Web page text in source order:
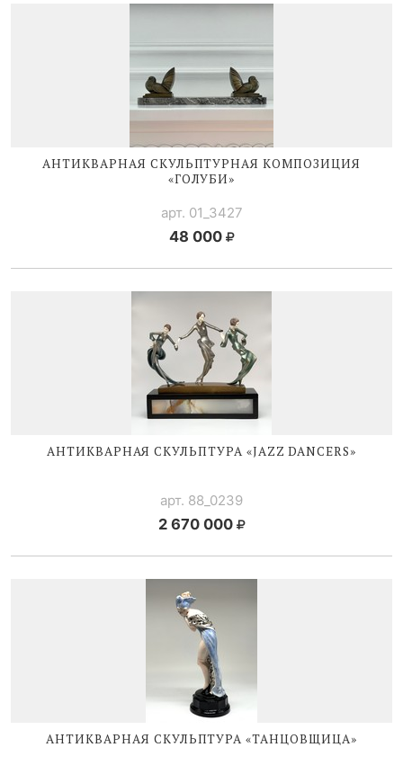
АНТИКВАРНАЯ СКУЛЬПТУРНАЯ КОМПОЗИЦИЯ
«ГОЛУБИ»
арт. 01_3427
48 000
АНТИКВАРНАЯ СКУЛЬПТУРА «JAZZ DANCERS»
арт. 88_0239
2 670 000
АНТИКВАРНАЯ СКУЛЬПТУРА «ТАНЦОВЩИЦА»